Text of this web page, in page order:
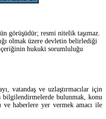
görüşüdür; resmi nitelik taşımaz.
olmak üzere devletin belirlediği
hukuki sorumluluğu
vatandaş ve uzlaştırmacılar için
bilgilendirmelerde bulunmak, konu
haberlere yer vermek amacı ile